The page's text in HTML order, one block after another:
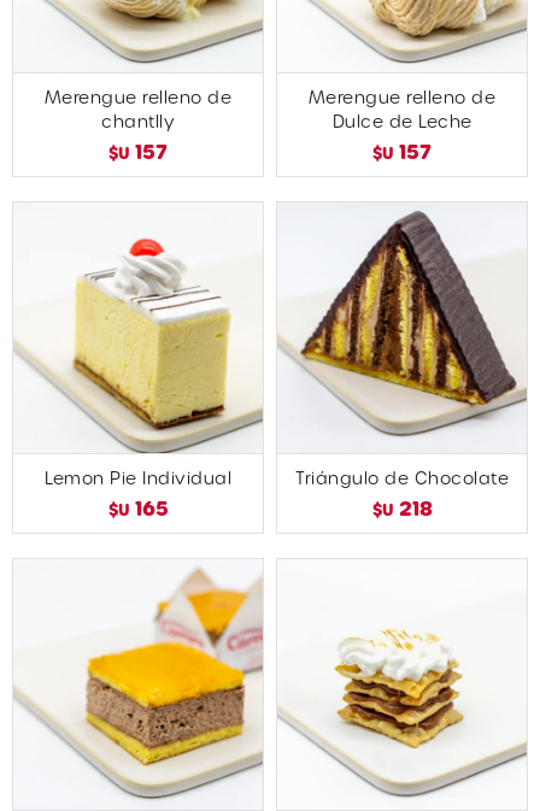
Merengue relleno de
chantlly
$U 157
Merengue relleno de
Dulce de Leche
$U 157
Lemon Pie Individual
$U 165
Triángulo de Chocolate
$U 218